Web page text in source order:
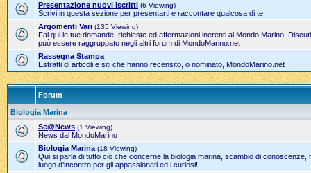
Presentazione nuovi iscritti (6 Viewing)
Scrivi in questa sezione per presentarti e raccontare qualcosa di te.
Argomenti Vari (135 Viewing)
Fai qui le tue domande, richieste ed affermazioni inerenti al Mondo Marino.
può essere raggruppato negli altri forum di MondoMarino.net
Rassegna Stampa
Estratti di articoli e siti che hanno recensito, o nominato, MondoMarino.net
Forum
Biologia Marina
Se@News (1 Viewing)
News dal MondoMarino
Biologia Marina (18 Viewing)
Qui si parla di tutto ciò che concerne la biologia marina, scambio di conoscenze,
luogo d'incontro per gli appassionati ed i curiosi!